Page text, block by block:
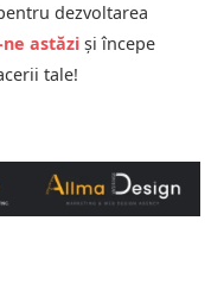
dezvoltarea
astăzi și începe
tale!